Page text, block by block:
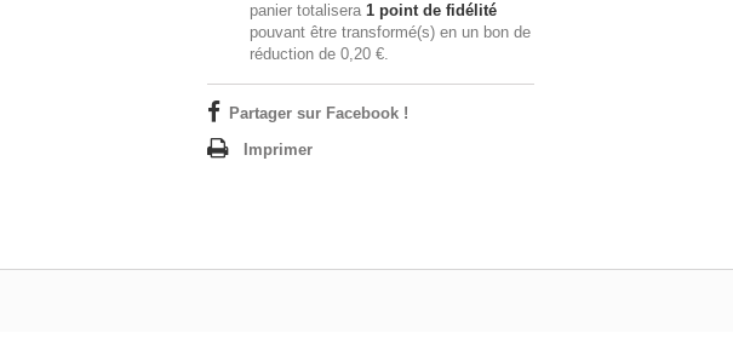
panier totalisera 1 point de fidélité
pouvant être transformé(s) en un bon de
réduction de 0,20 €.
Partager sur Facebook !
Imprimer